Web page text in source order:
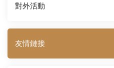
對外活動
友情鏈接